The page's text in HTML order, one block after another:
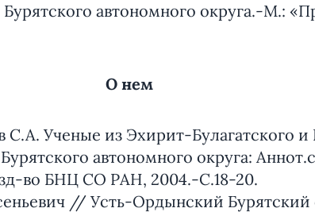
автономного округа.-М.:
О нем
Ученые из Эхирит-Булагатского и
автономного округа:
во БНЦ СО РАН, 2004.-С.18-20.
// Усть-Ордынский